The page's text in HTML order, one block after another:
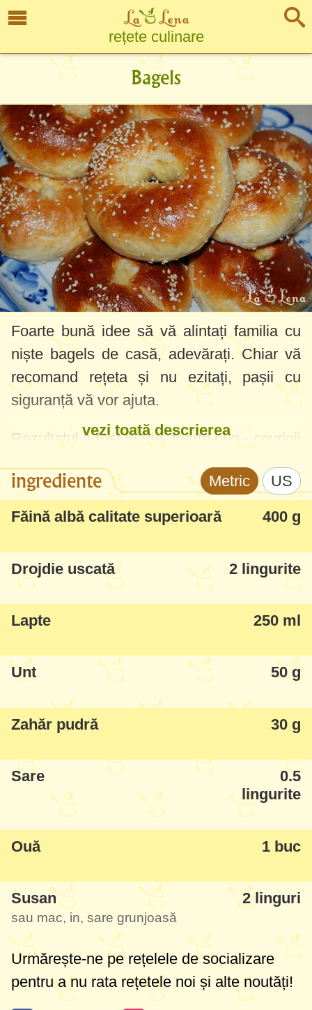
rețete culinare
Bagels
Foarte bună idee să vă alintați familia cu
niște bagels de casă, adevărați. Chiar vă
recomand rețeta și nu ezitați, pașii cu
siguranță vă vor ajuta.
Rezultatul a fost foarte, foarte bun - covrigii
miezul moale, elastic și puțin pufos,
deasupra ușor crocanți.....delicioși! Puteți
să-i presărați cu susan, mac sau sare și
merg perfect cu orice băutură preferată.
vezi toată descrierea
ingrediente Metric US
Făină albă calitate superioară 400 g
Drojdie uscată 2 lingurite
Lapte 250 ml
Unt 50 g
Zahăr pudră 30 g
Sare
0.5
lingurite
Ouă 1 buc
Susan 2 linguri
sau mac, in, sare grunjoasă
Urmărește-ne pe rețelele de socializare
pentru a nu rata rețetele noi și alte noutăți!